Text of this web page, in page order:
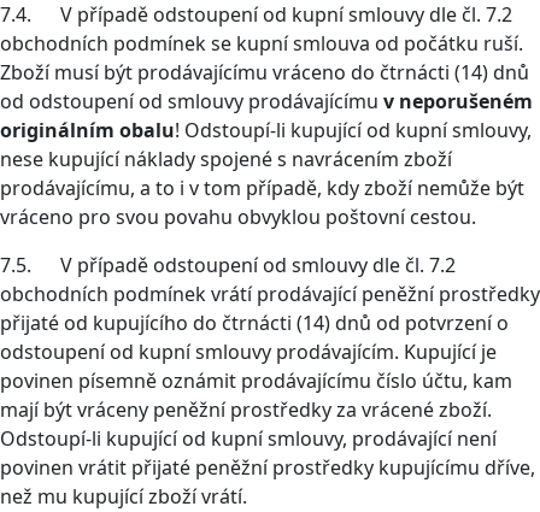
7.4. V případě odstoupení od kupní smlouvy dle čl. 7.2
obchodních podmínek se kupní smlouva od počátku ruší.
Zboží musí být prodávajícímu vráceno do čtrnácti (14) dnů
od odstoupení od smlouvy prodávajícímu v neporušeném
originálním obalu! Odstoupí-li kupující od kupní smlouvy,
nese kupující náklady spojené s navrácením zboží
prodávajícímu, a to i v tom případě, kdy zboží nemůže být
vráceno pro svou povahu obvyklou poštovní cestou.
7.5. V případě odstoupení od smlouvy dle čl. 7.2
obchodních podmínek vrátí prodávající peněžní prostředky
přijaté od kupujícího do čtrnácti (14) dnů od potvrzení o
odstoupení od kupní smlouvy prodávajícím. Kupující je
povinen písemně oznámit prodávajícímu číslo účtu, kam
mají být vráceny peněžní prostředky za vrácené zboží.
Odstoupí-li kupující od kupní smlouvy, prodávající není
povinen vrátit přijaté peněžní prostředky kupujícímu dříve,
než mu kupující zboží vrátí.